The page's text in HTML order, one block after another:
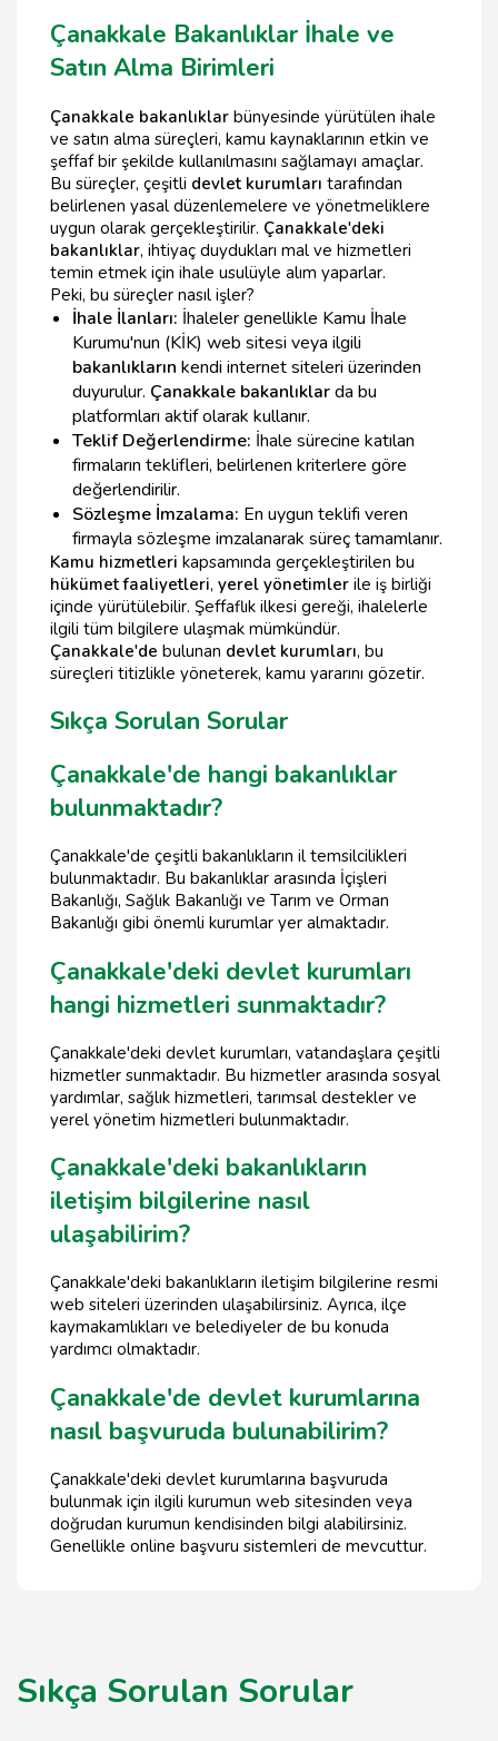
Çanakkale Bakanlıklar İhale ve
Satın Alma Birimleri
Çanakkale bakanlıklar bünyesinde yürütülen ihale
ve satın alma süreçleri, kamu kaynaklarının etkin ve
şeffaf bir şekilde kullanılmasını sağlamayı amaçlar.
Bu süreçler, çeşitli devlet kurumları tarafından
belirlenen yasal düzenlemelere ve yönetmeliklere
uygun olarak gerçekleştirilir. Çanakkale'deki
bakanlıklar, ihtiyaç duydukları mal ve hizmetleri
temin etmek için ihale usulüyle alım yaparlar.
Peki, bu süreçler nasıl işler?
İhale İlanları: İhaleler genellikle Kamu İhale
Kurumu'nun (KİK) web sitesi veya ilgili
bakanlıkların kendi internet siteleri üzerinden
duyurulur. Çanakkale bakanlıklarda bu
platformları aktif olarak kullanır.
Teklif Değerlendirme: İhale sürecine katılan
firmaların teklifleri, belirlenen kriterlere göre
değerlendirilir.
Sözleşme İmzalama: En uygun teklifi veren
firmayla sözleşme imzalanarak süreç tamamlanır.
Kamu hizmetleri kapsamında gerçekleştirilen bu
hükümet faaliyetleri, yerel yönetimler ile iş birliği
içinde yürütülebilir. Şeffaflık ilkesi gereği, ihalelerle
ilgili tüm bilgilere ulaşmak mümkündür.
Çanakkale'de bulunan devlet kurumları, bu
süreçleri titizlikle yöneterek, kamu yararını gözetir.
Sıkça Sorulan Sorular
Çanakkale'de hangi bakanlıklar
bulunmaktadır?
Çanakkale'de çeşitli bakanlıkların il temsilcilikleri
bulunmaktadır. Bu bakanlıklar arasında İçişleri
Bakanlığı, Sağlık Bakanlığı ve Tarım ve Orman
Bakanlığı gibi önemli kurumlar yer almaktadır.
Çanakkale'deki devlet kurumları
hangi hizmetleri sunmaktadır?
Çanakkale'deki devlet kurumları, vatandaşlara çeşitli
hizmetler sunmaktadır. Bu hizmetler arasında sosyal
yardımlar, sağlık hizmetleri, tarımsal destekler ve
yerel yönetim hizmetleri bulunmaktadır.
Çanakkale'deki bakanlıkların
iletişim bilgilerine nasıl
ulaşabilirim?
Çanakkale'deki bakanlıkların iletişim bilgilerine resmi
web siteleri üzerinden ulaşabilirsiniz. Ayrıca, ilçe
kaymakamlıkları ve belediyeler de bu konuda
yardımcı olmaktadır.
Çanakkale'de devlet kurumlarına
nasıl başvuruda bulunabilirim?
Çanakkale'deki devlet kurumlarına başvuruda
bulunmak için ilgili kurumun web sitesinden veya
doğrudan kurumun kendisinden bilgi alabilirsiniz.
Genellikle online başvuru sistemleri de mevcuttur.
Sıkça Sorulan Sorular